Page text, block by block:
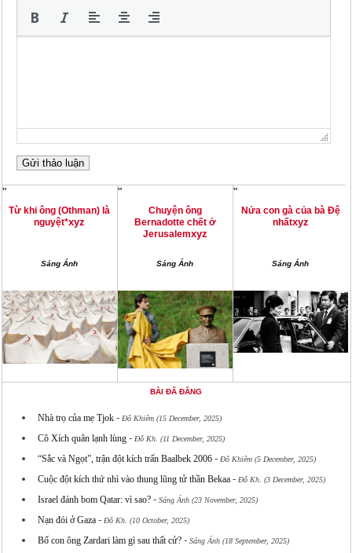
"
Từ khi ông (Othman) là
nguyệt*xyz
Sáng Ánh
"
Chuyện ông
Bernadotte chết ở
Jerusalemxyz
Sáng Ánh
"
Nửa con gà của bà Đệ
nhấtxyz
Sáng Ánh
BÀI ĐÃ ĐĂNG
Nhà trọ của mẹ Tjok- Đỗ Khiêm (15 December, 2025)
Cô Xích quân lạnh lùng- Đỗ Kh. (11 December, 2025)
“Sắc và Ngọt”, trận đột kích trấn Baalbek 2006- Đỗ Khiêm (5 December, 2025)
Cuộc đột kích thứ nhì vào thung lũng tử thần Bekaa- Đỗ Kh. (3 December, 2025)
Israel đánh bom Qatar: vì sao?- Sáng Ánh (23 November, 2025)
Nạn đói ở Gaza- Đỗ Kh. (10 October, 2025)
Bố con ông Zardari làm gì sau thất cử?- Sáng Ánh (18 September, 2025)